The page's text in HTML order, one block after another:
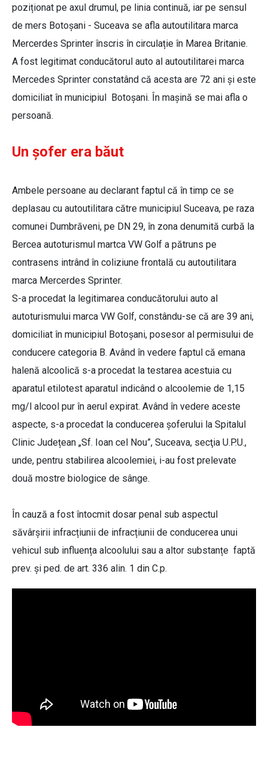
poziționat pe axul drumul, pe linia continuă, iar pe sensul
de mers Botoșani - Suceava se afla autoutilitara marca
Mercerdes Sprinter înscris în circulație în Marea Britanie.
A fost legitimat conducătorul auto al autoutilitarei marca
Mercedes Sprinter constatând că acesta are 72 ani și este
domiciliat în municipiul Botoșani. În mașină se mai afla o
persoană.
Un șofer era băut
Ambele persoane au declarant faptul că în timp ce se
deplasau cu autoutilitara către municipiul Suceava, pe raza
comunei Dumbrăveni, pe DN 29, în zona denumită curbă la
Bercea autoturismul martca VW Golf a pătruns pe
contrasens intrând în coliziune frontală cu autoutilitara
marca Mercerdes Sprinter.
S-a procedat la legitimarea conducătorului auto al
autoturismului marca VW Golf, constându-se că are 39 ani,
domiciliat în municipiul Botoșani, posesor al permisului de
conducere categoria B. Având în vedere faptul că emana
halenă alcoolică s-a procedat la testarea acestuia cu
aparatul etilotest aparatul indicând o alcoolemie de 1,15
mg/l alcool pur în aerul expirat. Având în vedere aceste
aspecte, s-a procedat la conducerea șoferului la Spitalul
Clinic Județean „Sf. Ioan cel Nou”, Suceava, secţia U.P.U.,
unde, pentru stabilirea alcoolemiei, i-au fost prelevate
două mostre biologice de sânge.
În cauză a fost întocmit dosar penal sub aspectul
săvârșirii infracțiunii de infracțiunii de conducerea unui
vehicul sub influența alcoolului sau a altor substanțe faptă
prev. și ped. de art. 336 alin. 1 din C.p.